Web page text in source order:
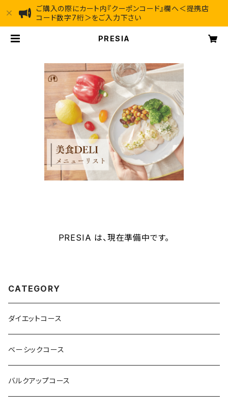
ご購入の際にカート内『クーポンコード』欄へ＜提携店
コード数字7桁＞をご入力下さい
PRESIA
PRESIA は、現在準備中です。
CATEGORY
ダイエットコース
ベーシックコース
バルクアップコース